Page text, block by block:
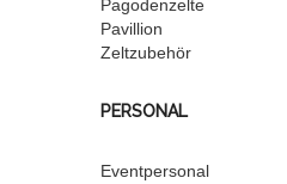
Pagodenzelte
Pavillion
Zeltzubehör
PERSONAL
Eventpersonal